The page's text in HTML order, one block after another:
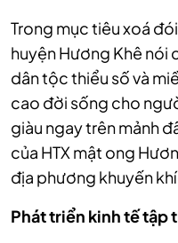
Trong mục tiêu xoá
huyện Hương Khê nói
dân tộc thiểu số và
cao đời sống cho
giàu ngay trên mảnh
của HTX mật ong
địa phương khuyến
Phát triển kinh tế tập